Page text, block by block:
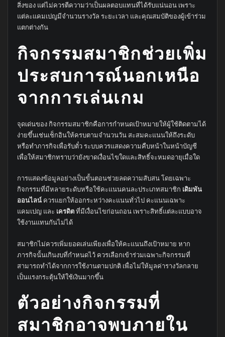
สิ่งของ แต่ไม่ควรตีความว่าเป็นผลตอบแทนที่ได้รับแน่นอน เพราะ
แต่ละแคมเปญมีจำนวนรางวัล ระยะเวลา และคุณสมบัติของผู้เข้าร่วม
แตกต่างกัน
กิจกรรมสมาชิกช่วยเพิ่ม
ประสบการณ์นอกเหนือ
จากการเล่นเกม
จุดเด่นของ กิจกรรมสมาชิกคือการกำหนดเป้าหมายให้ผู้ใช้ติดตามได้
ง่ายขึ้นเช่นเช็กอินให้ครบตามจำนวนวัน สะสมคะแนนให้ถึงระดับ
หรือทำภารกิจเพื่อรับตั๋ว ระบบควรแสดงความคืบหน้าในหน้าบัญชี
เพื่อให้สมาชิกทราบว่ายังขาดเงื่อนไขใดและสิทธิ์จะหมดอายุเมื่อใด
การแสดงข้อมูลอย่างเป็นขั้นตอนช่วยลดความสับสน โดยเฉพาะ
กิจกรรมที่มีหลายระดับหรือใช้คะแนนคนละประเภทสมาชิก เดิมพัน
ออนไลน์ควรแยกให้ออกระหว่างคะแนนทั่วไป คะแนนเฉพาะ
แคมเปญ และ เครดิตที่มีเงื่อนไขก่อนถอน เพราะสิทธิ์แต่ละแบบอาจ
ใช้งานแทนกันไม่ได้
สมาชิกไม่ควรเพิ่มยอดเล่นเพียงเพื่อให้คะแนนถึงเป้าหมาย หาก
ภารกิจนั้นเกินงบที่กำหนดไว้ ควรเลือกเข้าร่วมเฉพาะกิจกรรมที่
สามารถทำได้จากการใช้งานตามปกติ เพื่อไม่ให้มูลค่ารางวัลกลาย
เป็นแรงกระตุ้นให้ใช้เงินมากขึ้น
ตัวอย่างกิจกรรมที่
สมาชิกอาจพบภายใน